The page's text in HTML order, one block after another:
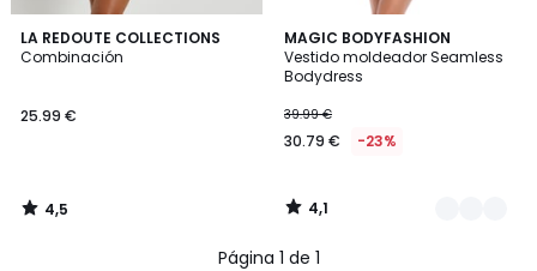
LA REDOUTE COLLECTIONS
Combinación
€.
25.99 €
4,5
/ 5
4,5
/
MAGIC BODYFASHION
Vestido moldeador Seamless
Bodydress
39.99 €
30.79 € -23%
4,1
/ 5
2
Colores
4,1
/
Página 1 de 1